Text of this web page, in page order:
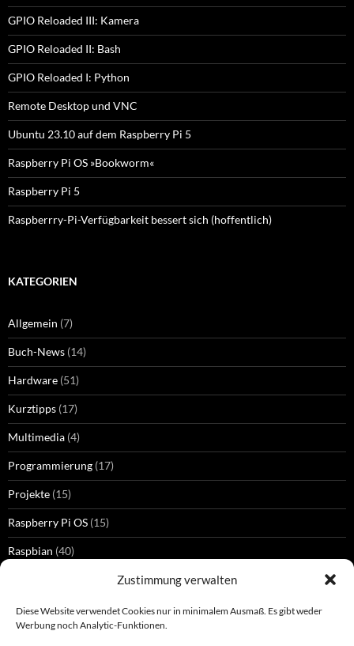
Zustimmung verwalten
Diese Website verwendet Cookies nur in minimalem Ausmaß. Es gibt weder
Werbung noch Analytic-Funktionen.
GPIO Reloaded III: Kamera
GPIO Reloaded II: Bash
GPIO Reloaded I: Python
Remote Desktop und VNC
Ubuntu 23.10 auf dem Raspberry Pi 5
Raspberry Pi OS »Bookworm«
Raspberry Pi 5
Raspberrry-Pi-Verfügbarkeit bessert sich (hoffentlich)
KATEGORIEN
Allgemein (7)
Buch-News (14)
Hardware (51)
Kurztipps (17)
Multimedia (4)
Programmierung (17)
Projekte (15)
Raspberry Pi OS (15)
Raspbian (40)
SCHLAGWÖRTER